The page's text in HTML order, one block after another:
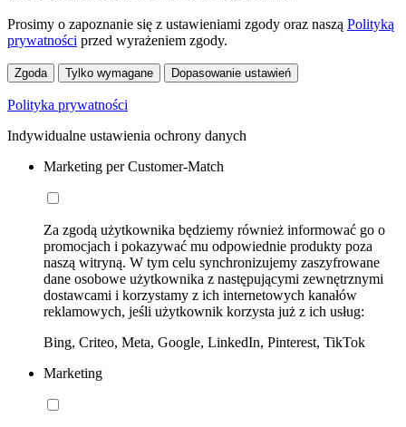
Prosimy o zapoznanie się z ustawieniami zgody oraz naszą Polityką
prywatności przed wyrażeniem zgody.
Zgoda Tylko wymagane Dopasowanie ustawień
Polityka prywatności
Indywidualne ustawienia ochrony danych
Marketing per Customer-Match
Za zgodą użytkownika będziemy również informować go o
promocjach i pokazywać mu odpowiednie produkty poza
naszą witryną. W tym celu synchronizujemy zaszyfrowane
dane osobowe użytkownika z następującymi zewnętrznymi
dostawcami i korzystamy z ich internetowych kanałów
reklamowych, jeśli użytkownik korzysta już z ich usług:
Bing, Criteo, Meta, Google, LinkedIn, Pinterest, TikTok
Marketing